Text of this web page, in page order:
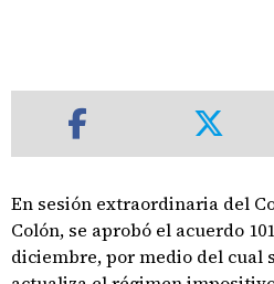
En sesión extraordinaria del
Colón, se aprobó el acuerdo
diciembre, por medio del cual